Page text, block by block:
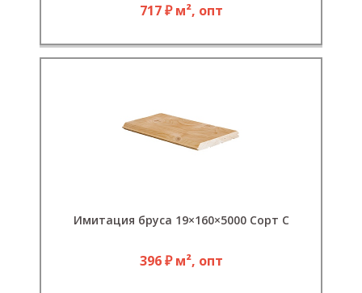
717 ₽ м², опт
Имитация бруса 19×160×5000 Сорт С
396 ₽ м², опт